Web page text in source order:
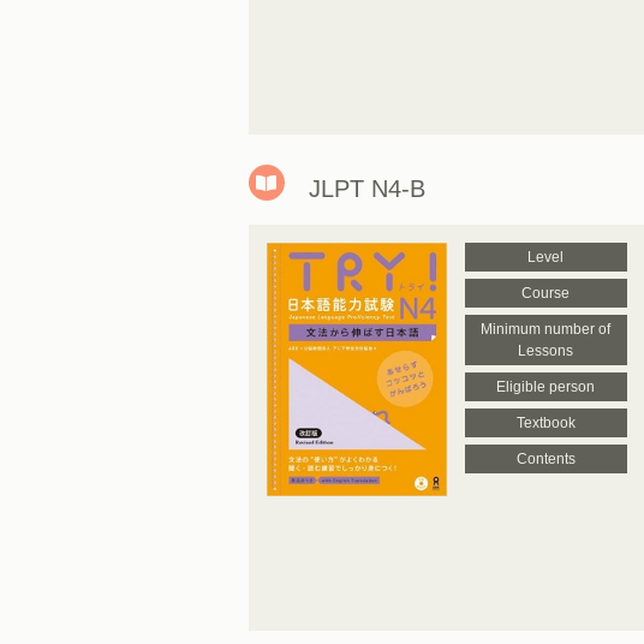
JLPT N4-B
Level
Course
Minimum number of
Lessons
Eligible person
Textbook
Contents